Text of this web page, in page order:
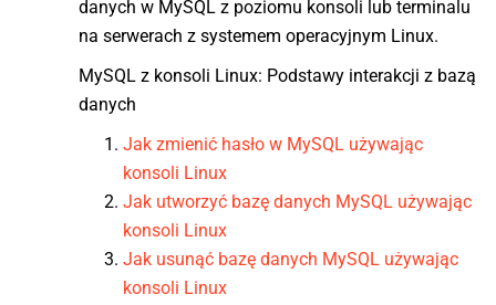
danych w MySQL z poziomu konsoli lub terminalu
na serwerach z systemem operacyjnym Linux.
MySQL z konsoli Linux: Podstawy interakcji z bazą
danych
Jak zmienić hasło w MySQL używając
konsoli Linux
Jak utworzyć bazę danych MySQL używając
konsoli Linux
Jak usunąć bazę danych MySQL używając
konsoli Linux